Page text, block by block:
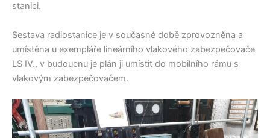
stanici.
Sestava radiostanice je v současné době zprovozněna a
umístěna u exempláře lineárního vlakového zabezpečovače
LS IV., v budoucnu je plán ji umístit do mobilního rámu s
vlakovým zabezpečovačem.